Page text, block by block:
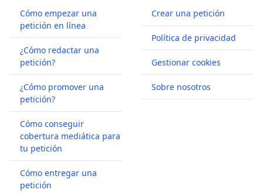
Cómo empezar una
petición en línea
¿Cómo redactar una
petición?
¿Cómo promover una
petición?
Cómo conseguir
cobertura mediática para
tu petición
Cómo entregar una
petición
Crear una petición
Política de privacidad
Gestionar cookies
Sobre nosotros